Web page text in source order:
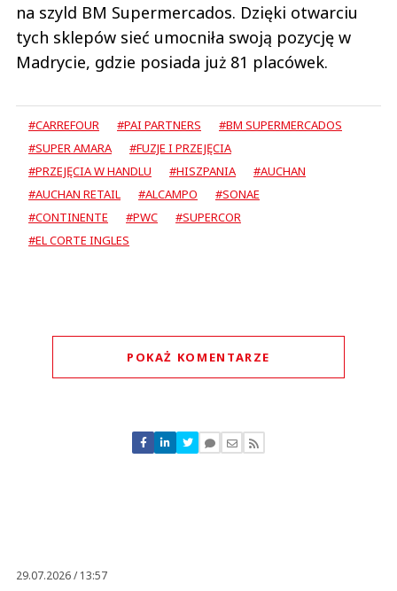
na szyld BM Supermercados. Dzięki otwarciu
tych sklepów sieć umocniła swoją pozycję w
Madrycie, gdzie posiada już 81 placówek.
#CARREFOUR #PAI PARTNERS
#BM SUPERMERCADOS
#SUPER AMARA
#FUZJE I PRZEJĘCIA
#PRZEJĘCIA W HANDLU
#HISZPANIA
#AUCHAN
#AUCHAN RETAIL
#ALCAMPO
#SONAE
#CONTINENTE
#PWC
#SUPERCOR
#EL CORTE INGLES
POKAŻ KOMENTARZE
Nie znaleziono komentarzy
Zostaw swoje komentarze
29.07.2026 / 13:57